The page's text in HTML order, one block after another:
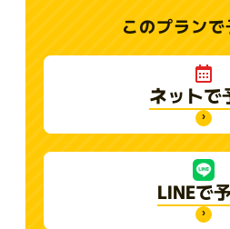
このプラン
ネットで
›
LINEで
›